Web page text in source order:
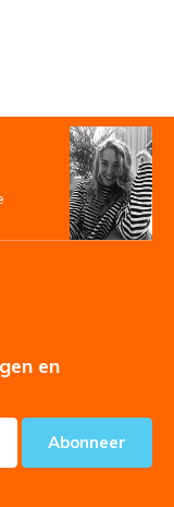
en
Abonneer